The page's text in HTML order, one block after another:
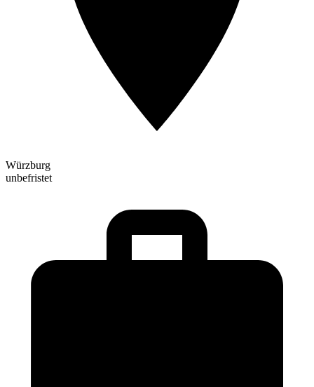
Würzburg
unbefristet